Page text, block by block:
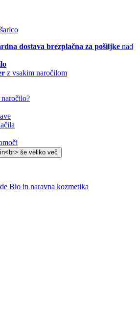
dostava brezplačna za pošiljke nad
z vsakim naročilom
Bio in naravna kozmetika